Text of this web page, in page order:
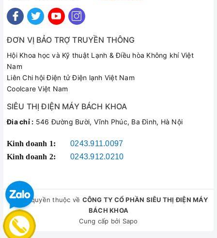
ĐƠN VỊ BẢO TRỢ TRUYỀN THÔNG
Hội Khoa học và Kỹ thuật Lạnh & Điều hòa Không khí Việt
Nam
Liên Chi hội Điện tử Điện lạnh Việt Nam
Coolcare Việt Nam
SIÊU THỊ ĐIỆN MÁY BÁCH KHOA
Đia chỉ : 546 Đường Bười, Vĩnh Phúc, Ba Đình, Hà Nội
Kinh doanh 1:
0243.911.0097
Kinh doanh 2:
0243.912.0210
© Bản quyền thuộc về CÔNG TY CỔ PHẦN SIÊU THỊ ĐIỆN MÁY
BÁCH KHOA
Cung cấp bởi Sapo